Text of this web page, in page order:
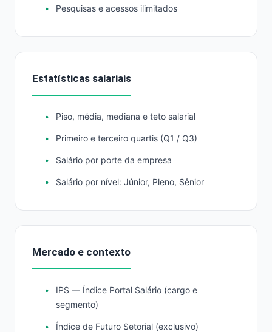
Pesquisas e acessos ilimitados
Estatísticas salariais
Piso, média, mediana e teto salarial
Primeiro e terceiro quartis (Q1 / Q3)
Salário por porte da empresa
Salário por nível: Júnior, Pleno, Sênior
Mercado e contexto
IPS — Índice Portal Salário (cargo e
segmento)
Índice de Futuro Setorial (exclusivo)